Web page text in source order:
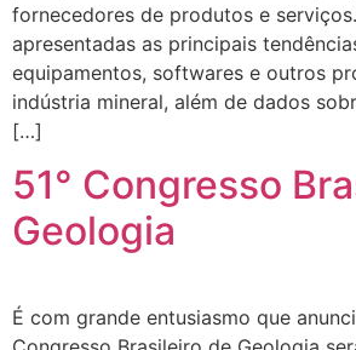
fornecedores de produtos e
apresentadas as principais
equipamentos, softwares e outros
indústria mineral, além de dados
[…]
51° Congresso
Geologia
É com grande entusiasmo que